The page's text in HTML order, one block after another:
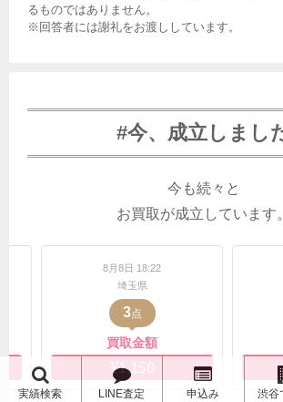
るものではありません。
※回答者には謝礼をお渡ししています。
#今、成立しまし
今も続々と
お買取が成立しています。
¥460
実績検索 LINE査定 申込み 渋谷